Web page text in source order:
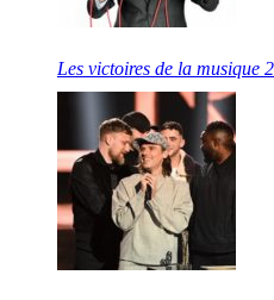
Les victoires de la musique